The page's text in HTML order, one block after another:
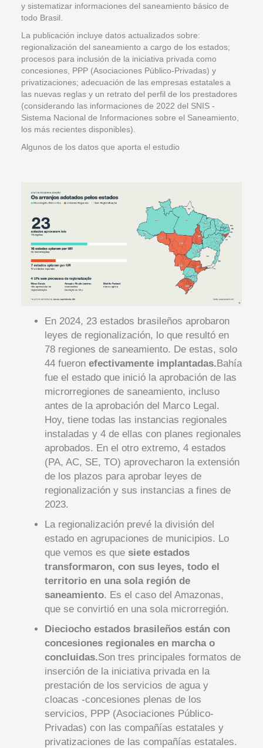
y sistematizar informaciones del saneamiento básico de
todo Brasil.
La publicación incluye datos actualizados sobre:
regionalización del saneamiento a cargo de los estados;
procesos para inclusión de la iniciativa privada como
concesiones, PPP (Asociaciones Público-Privadas) y
privatizaciones; adecuación de las empresas estatales a
las nuevas reglas y un retrato del perfil de los prestadores
(considerando las informaciones de 2022 del SNIS -
Sistema Nacional de Informaciones sobre el Saneamiento,
los más recientes disponibles).
Algunos de los datos que aporta el estudio
En 2024, 23 estados brasileños aprobaron
leyes de regionalización, lo que resultó en
78 regiones de saneamiento. De estas, solo
44 fueron efectivamente implantadas.Bahía
fue el estado que inició la aprobación de las
microrregiones de saneamiento, incluso
antes de la aprobación del Marco Legal.
Hoy, tiene todas las instancias regionales
instaladas y 4 de ellas con planes regionales
aprobados. En el otro extremo, 4 estados
(PA, AC, SE, TO) aprovecharon la extensión
de los plazos para aprobar leyes de
regionalización y sus instancias a fines de
2023.
La regionalización prevé la división del
estado en agrupaciones de municipios. Lo
que vemos es que siete estados
transformaron, con sus leyes, todo el
territorio en una sola región de
saneamiento. Es el caso del Amazonas,
que se convirtió en una sola microrregión.
Dieciocho estados brasileños están con
concesiones regionales en marcha o
concluidas.Son tres principales formatos de
inserción de la iniciativa privada en la
prestación de los servicios de agua y
cloacas -concesiones plenas de los
servicios, PPP (Asociaciones Público-
Privadas) con las compañías estatales y
privatizaciones de las compañías estatales.